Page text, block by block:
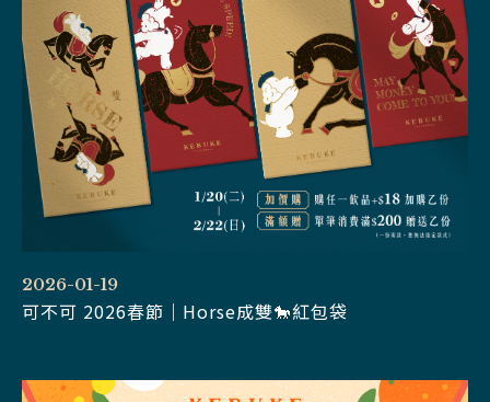
2026-01-19
可不可 2026春節｜Horse成雙🐎紅包袋